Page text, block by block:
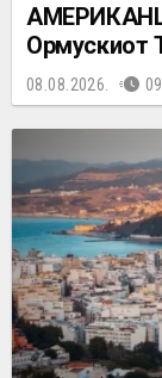
Ормускиот
08.08.2026.